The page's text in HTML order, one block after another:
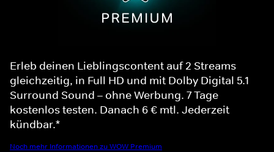
Erleb deinen Lieblingscontent auf 2 Streams
gleichzeitig, in Full HD und mit Dolby Digital 5.1
Surround Sound – ohne Werbung. 7 Tage
kostenlos testen. Danach 6 € mtl. Jederzeit
kündbar.*
Noch mehr Informationen zu WOW Premium